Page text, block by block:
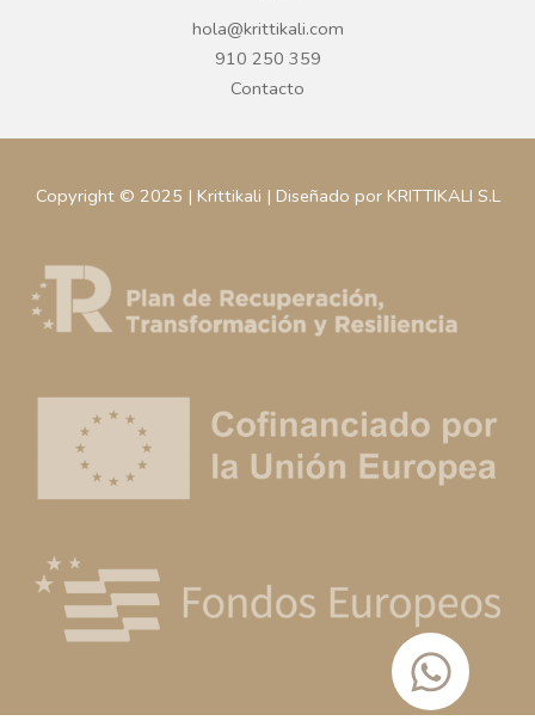
hola@krittikali.com
910 250 359
Contacto
Copyright © 2025 | Krittikali | Diseñado por KRITTIKALI S.L